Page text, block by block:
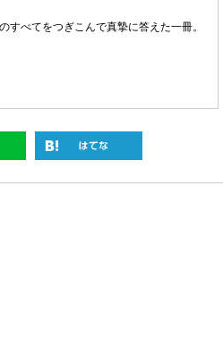
すべてをつぎこんで真摯に答えた一冊。